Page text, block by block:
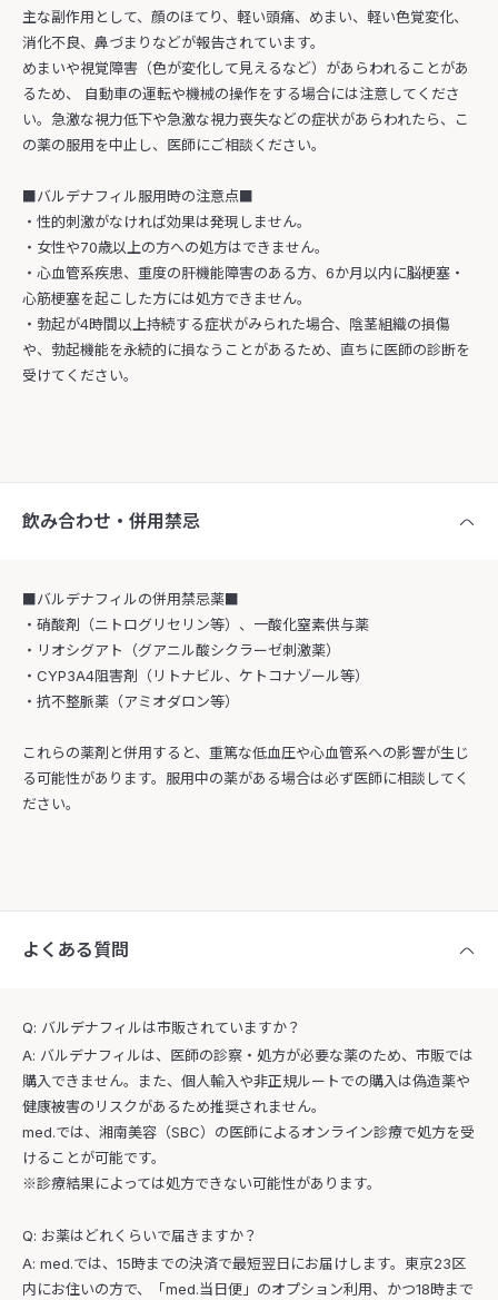
主な副作用として、顔のほてり、軽い頭痛、めまい、軽い色覚変化、
消化不良、鼻づまりなどが報告されています。
めまいや視覚障害（色が変化して見えるなど）があらわれることがあ
るため、 自動車の運転や機械の操作をする場合には注意してくださ
い。急激な視力低下や急激な視力喪失などの症状があらわれたら、こ
の薬の服用を中止し、医師にご相談ください。
■バルデナフィル服用時の注意点■
・性的刺激がなければ効果は発現しません。
・女性や70歳以上の方への処方はできません。
・心血管系疾患、重度の肝機能障害のある方、6か月以内に脳梗塞・
心筋梗塞を起こした方には処方できません。
・勃起が4時間以上持続する症状がみられた場合、陰茎組織の損傷
や、勃起機能を永続的に損なうことがあるため、直ちに医師の診断を
受けてください。
飲み合わせ・併用禁忌
■バルデナフィルの併用禁忌薬■
・硝酸剤（ニトログリセリン等）、一酸化窒素供与薬
・リオシグアト（グアニル酸シクラーゼ刺激薬）
・CYP3A4阻害剤（リトナビル、ケトコナゾール等）
・抗不整脈薬（アミオダロン等）
これらの薬剤と併用すると、重篤な低血圧や心血管系への影響が生じ
る可能性があります。服用中の薬がある場合は必ず医師に相談してく
ださい。
よくある質問
Q: バルデナフィルは市販されていますか？
A: バルデナフィルは、医師の診察・処方が必要な薬のため、市販では
購入できません。また、個人輸入や非正規ルートでの購入は偽造薬や
健康被害のリスクがあるため推奨されません。
med.では、湘南美容（SBC）の医師によるオンライン診療で処方を受
けることが可能です。
※診療結果によっては処方できない可能性があります。
Q: お薬はどれくらいで届きますか？
A: med.では、15時までの決済で最短翌日にお届けします。東京23区
内にお住いの方で、「med.当日便」のオプション利用、かつ18時まで